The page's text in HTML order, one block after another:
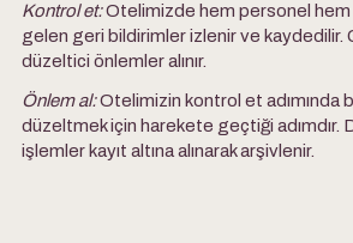
Kontrol et:Otelimizde hem personel
gelen geri bildirimler izlenir ve kaydedilir.
düzeltici önlemler alınır.
Önlem al:Otelimizin kontrol et adımında
düzeltmek için harekete geçtiği adımdır.
işlemler kayıt altına alınarak arşivlenir.